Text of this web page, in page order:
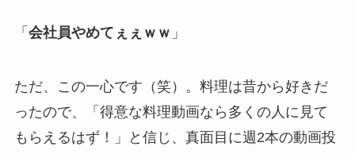
「 会社員やめてぇぇｗｗ 」
ただ、この一心です（笑）。料理は昔から好きだ
ったので、「得意な料理動画なら多くの人に見て
もらえるはず！」と信じ、真面目に週2本の動画投